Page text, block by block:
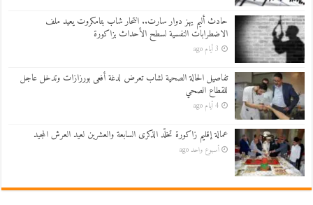
حادث أليم يهز دوار سارت.. انتحار شاب بتامكروت يعيد ملف
الاضطرابات النفسية لسطح الأحداث بزاكورة
3 أيام ago
تفاصيل الحالة الصحية لشاب تعرض لدغة أفعى بورزازات وتدخل عاجل
للقطاع الصحي
4 أيام ago
عمالة إقليم زاكورة تخلّد الذكرى السابعة والعشرين لعيد العرش المجيد
أسبوع واحد ago